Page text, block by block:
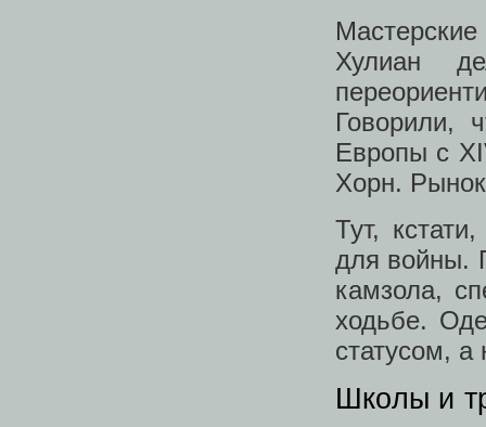
Хулиан
Говорили,
Европы с
Хорн.
Тут,
для войны.
камзола,
ходьбе.
статусом,
Школы и